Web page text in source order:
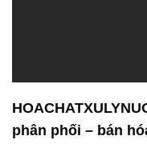
phân phối – bán